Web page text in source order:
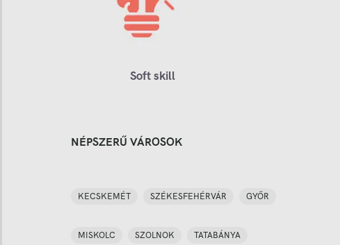
Soft skill
NÉPSZERŰ VÁROSOK
KECSKEMÉT SZÉKESFEHÉRVÁR GYŐR
MISKOLC SZOLNOK TATABÁNYA